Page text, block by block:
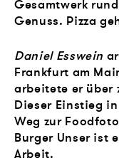
Gesamtwerk
Genuss. Pizza
Daniel Esswein
Frankfurt am
arbeitete er über
Dieser Einstieg
Weg zur
Burger Unser ist
Arbeit.